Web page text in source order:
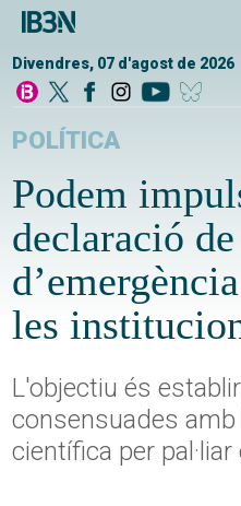
Divendres, 07 d'agost de 2026
POLÍTICA
Podem
declaració
les
L'objectiu és
consensuades
científica per